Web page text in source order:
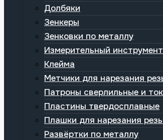
Долбяки
Зенкеры
Зенковки по металлу
Измерительный инструмент
Клейма
Метчики для нарезания
Патроны сверлильные и
Пластины твердосплавные
Плашки для нарезания
Развёртки по металлу